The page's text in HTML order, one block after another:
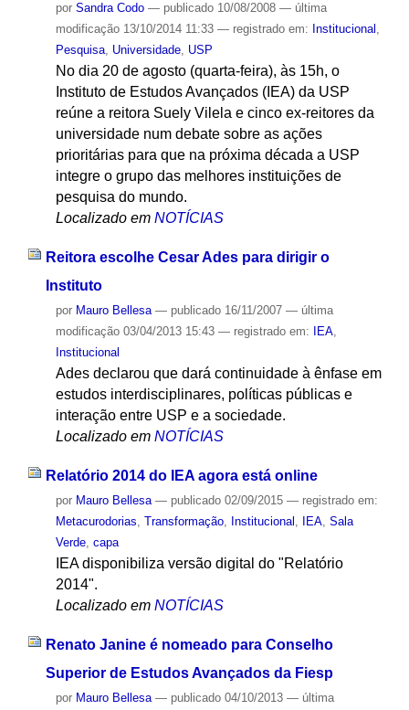
por Sandra Codo — publicado10/08/2008 — última
modificação13/10/2014 11:33 — registrado em: Institucional ,
Pesquisa, Universidade, USP
No dia 20 de agosto (quarta-feira), às 15h, o
Instituto de Estudos Avançados (IEA) da USP
reúne a reitora Suely Vilela e cinco ex-reitores da
universidade num debate sobre as ações
prioritárias para que na próxima década a USP
integre o grupo das melhores instituições de
pesquisa do mundo.
Localizado em NOTÍCIAS
Reitora escolhe Cesar Ades para dirigir o
Instituto
por Mauro Bellesa — publicado16/11/2007 — última
modificação03/04/2013 15:43 — registrado em: IEA,
Institucional
Ades declarou que dará continuidade à ênfase em
estudos interdisciplinares, políticas públicas e
interação entre USP e a sociedade.
Localizado em NOTÍCIAS
Relatório 2014 do IEA agora está online
por Mauro Bellesa — publicado02/09/2015 — registrado em:
Metacurodorias Transformação, Institucional IEA, Sala
Verde, capa
IEA disponibiliza versão digital do "Relatório
2014".
Localizado em NOTÍCIAS
Renato Janine é nomeado para Conselho
Superior de Estudos Avançados da Fiesp
por Mauro Bellesa — publicado04/10/2013 — última